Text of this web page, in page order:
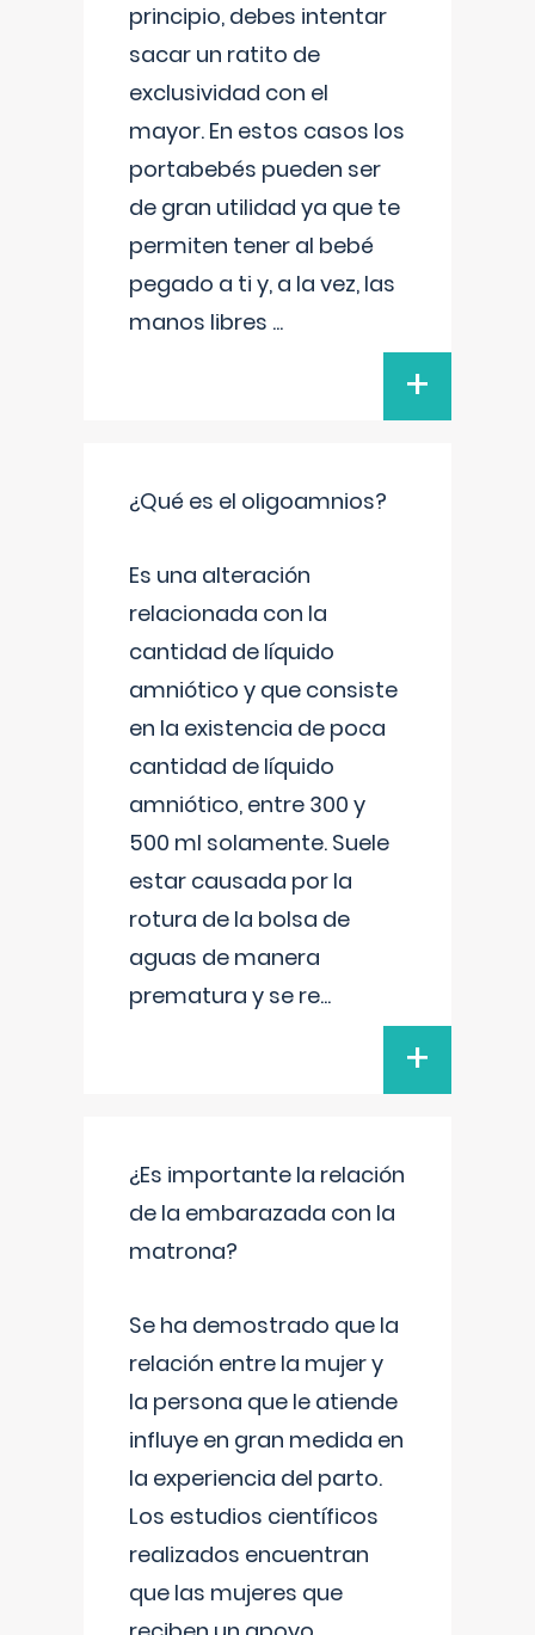
principio, debes intentar
sacar un ratito de
exclusividad con el
mayor. En estos casos los
portabebés pueden ser
de gran utilidad ya que te
permiten tener al bebé
pegado a ti y, a la vez, las
manos libres ...
+
¿Qué es el oligoamnios?
Es una alteración
relacionada con la
cantidad de líquido
amniótico y que consiste
en la existencia de poca
cantidad de líquido
amniótico, entre 300 y
500 ml solamente. Suele
estar causada por la
rotura de la bolsa de
aguas de manera
prematura y se re...
+
¿Es importante la relación
de la embarazada con la
matrona?
Se ha demostrado que la
relación entre la mujer y
la persona que le atiende
influye en gran medida en
la experiencia del parto.
Los estudios científicos
realizados encuentran
que las mujeres que